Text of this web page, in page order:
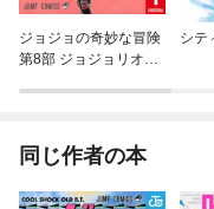
ジョジョの奇妙な冒険
第8部 ジョジョリオン
シテ
同じ作者の本